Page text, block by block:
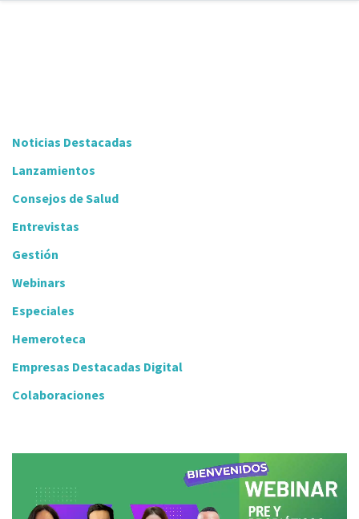
Noticias Destacadas
Lanzamientos
Consejos de Salud
Entrevistas
Gestión
Webinars
Especiales
Hemeroteca
Empresas Destacadas Digital
Colaboraciones
Player